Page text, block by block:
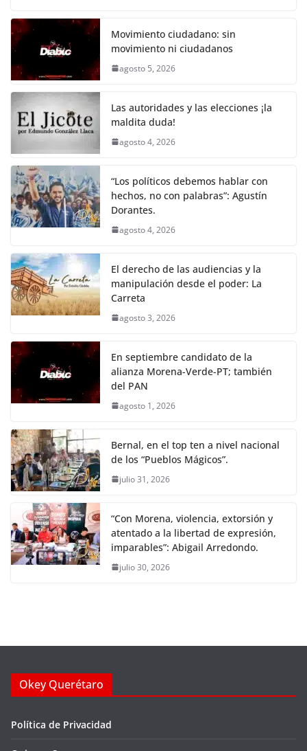
k
c
e
b
o
o
k
itt
er s
A
p
y
Li
k
gr
a
e
Movimiento ciudadano: sin
movimiento ni ciudadanos
agosto 5, 2026
Las autoridades y las elecciones ¡la
maldita duda!
agosto 4, 2026
“Los políticos debemos hablar con
hechos, no con palabras”: Agustín
Dorantes.
agosto 4, 2026
El derecho de las audiencias y la
manipulación desde el poder: La
Carreta
agosto 3, 2026
En septiembre candidato de la
alianza Morena-Verde-PT; también
del PAN
agosto 1, 2026
Bernal, en el top ten a nivel nacional
de los “Pueblos Mágicos”.
julio 31, 2026
“Con Morena, violencia, extorsión y
atentado a la libertad de expresión,
imparables”: Abigail Arredondo.
julio 30, 2026
Okey Querétaro
Política de Privacidad